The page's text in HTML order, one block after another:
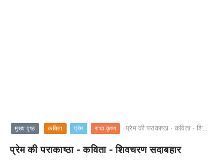
मुख्य पृष्ठ कविता प्रेम राधा कृष्ण प्रेम की पराकाष्ठा - कविता - शिवचरण सदाबहार
प्रेम की पराकाष्ठा - कविता - शिवचरण सदाबहार